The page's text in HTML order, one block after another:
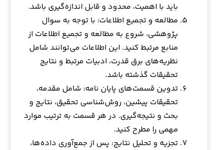
باید با اهمیت، محدود و قابل اندازه‌گیری باشد.
مطالعه و تجمیع اطلاعات: با توجه به سوال
پژوهشی، شروع به مطالعه و تجمیع اطلاعات از
منابع مرتبط کنید. این اطلاعات می‌توانند شامل
نظریه‌های برق قدرت، ادبیات مرتبط و نتایج
تحقیقات گذشته باشد.
تدوین قسمت‌های پایان نامه: شامل مقدمه،
تحقیقات پیشین، روش‌شناسی تحقیق، نتایج و
بحث و نتیجه‌گیری. در هر قسمت به ترتیب موارد
مهمی را مطرح کنید.
تجزیه و تحلیل نتایج: پس از جمع‌آوری داده‌ها،